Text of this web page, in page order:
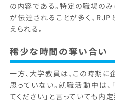
の内容である。特定の職場の
が伝達されることが多く、RJP
えられる。
稀少な時間の奪い合い
一方、大学教員は、この時期に
思っていない。就職活動中は
てください」と言っていても内